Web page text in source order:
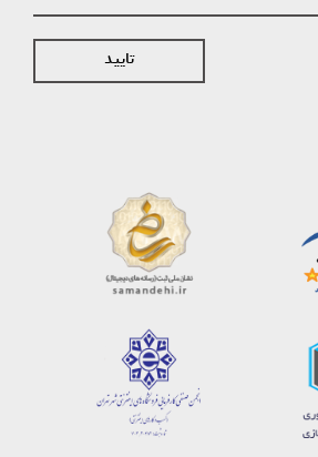
تایید